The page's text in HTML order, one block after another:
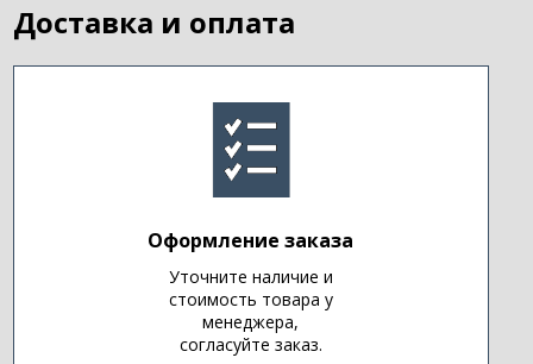
Доставка и оплата
Оформление заказа
Уточните наличие и
стоимость товара у
менеджера,
согласуйте заказ.